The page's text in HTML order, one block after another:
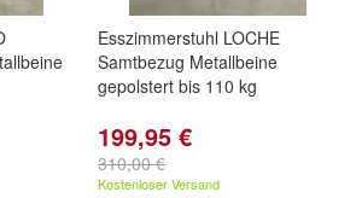
Esszimmerstuhl LOCHE
Samtbezug Metallbeine
gepolstert bis 110 kg
199,95 €
310,00 €
Kostenloser Versand